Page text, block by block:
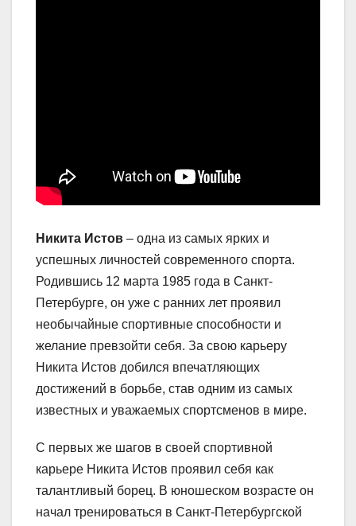
Никита Истов – одна из самых ярких и
успешных личностей современного спорта.
Родившись 12 марта 1985 года в Санкт-
Петербурге, он уже с ранних лет проявил
необычайные спортивные способности и
желание превзойти себя. За свою карьеру
Никита Истов добился впечатляющих
достижений в борьбе, став одним из самых
известных и уважаемых спортсменов в мире.
С первых же шагов в своей спортивной
карьере Никита Истов проявил себя как
талантливый борец. В юношеском возрасте он
начал тренироваться в Санкт-Петербургской